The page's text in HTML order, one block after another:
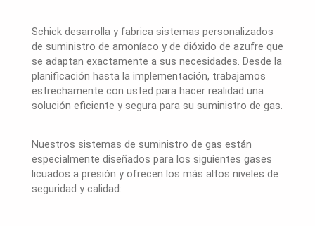
Schick desarrolla y fabrica sistemas personalizados
de suministro de amoníaco y de dióxido de azufre que
se adaptan exactamente a sus necesidades. Desde la
planificación hasta la implementación, trabajamos
estrechamente con usted para hacer realidad una
solución eficiente y segura para su suministro de gas.
Nuestros sistemas de suministro de gas están
especialmente diseñados para los siguientes gases
licuados a presión y ofrecen los más altos niveles de
seguridad y calidad: